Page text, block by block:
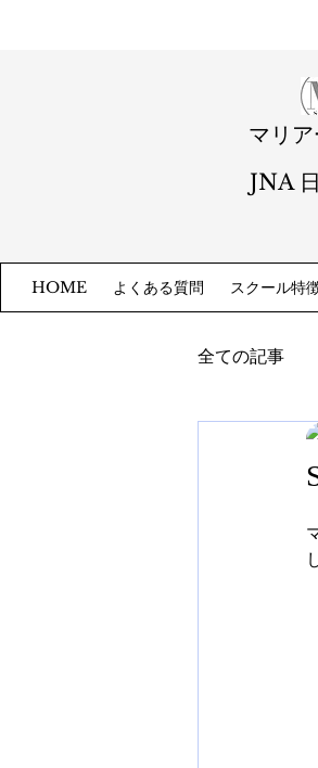
マリ
JNA
HOME よくある質問 スクール特
全ての記事